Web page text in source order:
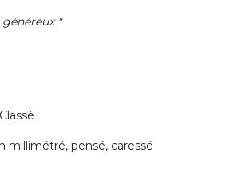
généreux "
millimétré, pensé, caressé